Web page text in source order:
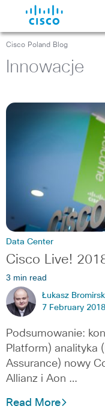
Cisco Poland Blog
Innowacje
Data Center
Cisco Live!
3 min read
Łukasz
7 February
Podsumowanie:
Platform) analityka
Assurance) nowy
Allianz i Aon …
Read More